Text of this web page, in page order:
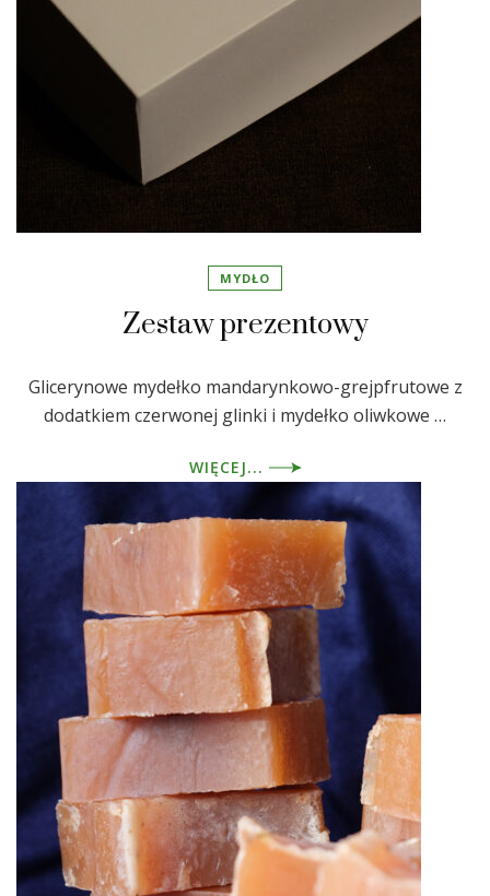
MYDŁO
Zestaw prezentowy
Glicerynowe mydełko mandarynkowo-grejpfrutowe z
dodatkiem czerwonej glinki i mydełko oliwkowe …
WIĘCEJ...